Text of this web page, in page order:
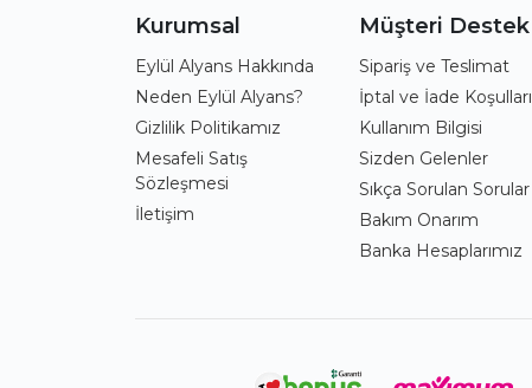
Kurumsal
Eylül Alyans Hakkında
Neden Eylül Alyans?
Gizlilik Politikamız
Mesafeli Satış
Sözleşmesi
İletişim
Müşteri Destek
Sipariş ve Teslimat
İptal ve İade Koşulları
Kullanım Bilgisi
Sizden Gelenler
Sıkça Sorulan Sorular
Bakım Onarım
Banka Hesaplarımız